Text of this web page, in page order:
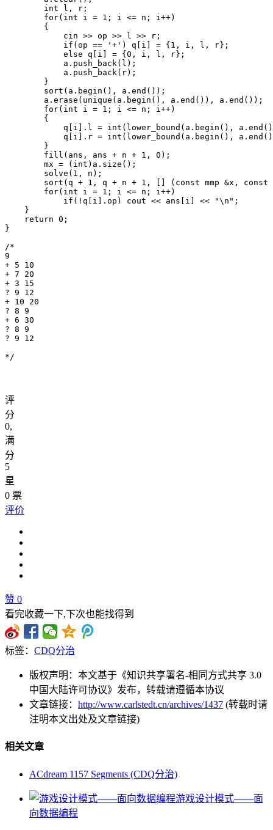
        int l, r;
        for(int i = 1; i <= n; i++)
        {
            cin >> op >> l >> r;
            if(op == '+') q[i] = {1, i, l, r};
            else q[i] = {0, i, l, r};
            a.push_back(l);
            a.push_back(r);
        }
        sort(a.begin(), a.end());
        a.erase(unique(a.begin(), a.end()), a.end());
        for(int i = 1; i <= n; i++)
        {
q[i].l = int(lower_bound(a.begin(),
q[i].r = int(lower_bound(a.begin(),
        }
        fill(ans, ans + n + 1, 0);
        mx = (int)a.size();
        solve(1, n);
sort(q + 1, q + n + 1, [] (const mmp &x,
        for(int i = 1; i <= n; i++)
            if(!q[i].op) cout << ans[i] << "\n";
    }
    return 0;
}
/*
9
+ 5 10
+ 7 20
+ 3 15
? 9 12
+ 10 20
? 8 9
+ 6 30
? 8 9
? 9 12
*/
评
分
0,
满
分
5
星
0 票
评价
赞 0
看完收藏一下,下次也能找得到
标签： CDQ分治
版权声明：本文基于《知识共享署名-相同方式共享 3.0
中国大陆许可协议》发布，转载请遵循本协议
文章链接： http://www.carlstedt.cn/archives/1437 (转载时请
注明本文出处及文章链接)
相关文章
ACdream 1157 Segments (CDQ分治)
游戏设计模式——面
向数据编程